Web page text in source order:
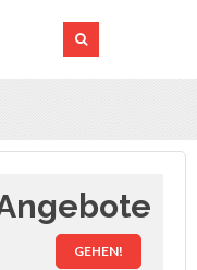
GEHEN!